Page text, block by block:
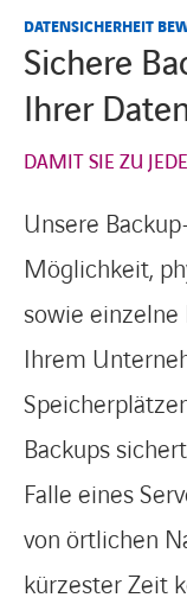
Kontakt
DATENSICHERHEIT
Sichere
Ihrer
DAMIT SIE ZU
Unsere
Möglichkeit,
sowie
Ihrem
Backups
Falle eines
von örtlichen
kürzester Zeit